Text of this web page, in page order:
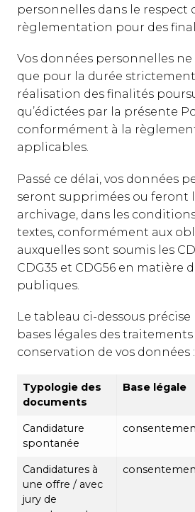
personnelles dans le respect
règlementation pour des
Vos données personnelles
que pour la durée strictement
réalisation des finalités
qu’édictées par la présente
conformément à la
applicables.
Passé ce délai, vos données
seront supprimées ou feront
archivage, dans les
textes, conformément aux
auxquelles sont soumis les
CDG35 et CDG56 en matière
publiques.
Le tableau ci-dessous
bases légales des
conservation de vos données :
Typologie des
documents
Base légale
Candidature
spontanée
Candidatures à
une offre / avec
jury de